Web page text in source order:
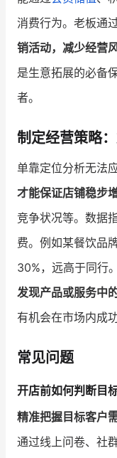
消费行为。老板通
销活动，减少经营
是生意拓展的必备
者。
制定经营策略
单靠定位分析无法
才能保证店铺稳步
竞争状况等。数据
费。例如某餐饮品
30%，远高于同行
发现产品或服务中
有机会在市场内成功
常见问题
开店前如何判断目
精准把握目标客户
通过线上问卷、社